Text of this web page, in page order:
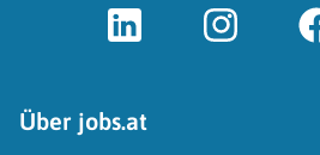
Über jobs.at